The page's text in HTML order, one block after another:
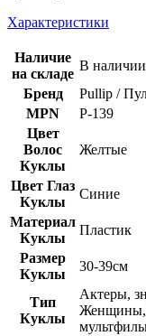
Характеристики
Наличие
на складе
В наличии
Бренд
Pullip /
MPN
Р-139
Цвет
Волос
Куклы
Желтые
Цвет Глаз
Куклы
Синие
Материал
Куклы
Пластик
Размер
Куклы
30-39см
Тип
Куклы
Актеры,
Женщины,